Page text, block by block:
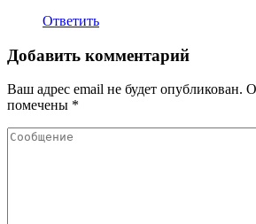
Ответить
Добавить комментарий
Ваш адрес email не будет опубликован.
помечены *